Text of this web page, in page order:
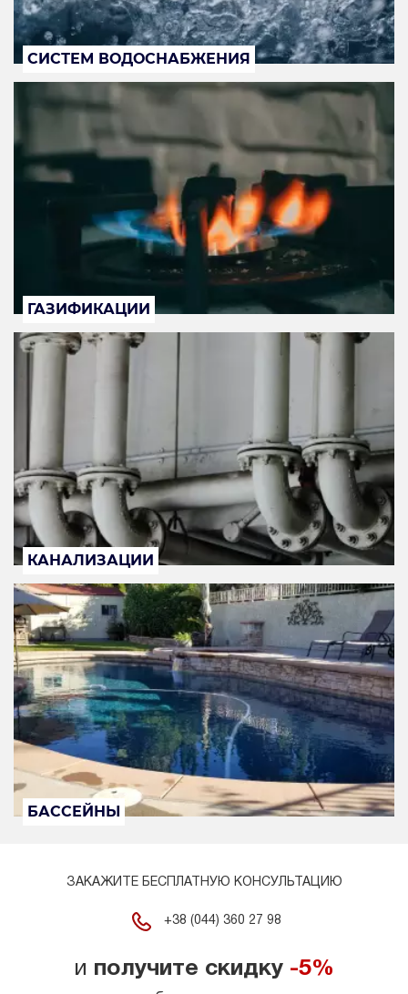
СИСТЕМ ВОДОСНАБЖЕНИЯ
ГАЗИФИКАЦИИ
КАНАЛИЗАЦИИ
БАССЕЙНЫ
ЗАКАЖИТЕ БЕСПЛАТНУЮ КОНСУЛЬТАЦИЮ
+38 (044) 360 27 98
и получите скидку -5%